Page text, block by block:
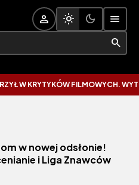
FILMOWYCH. WYTKNĄŁ IM
w nowej odsłonie!
i Liga Znawców